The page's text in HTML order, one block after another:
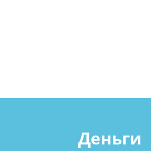
Деньги